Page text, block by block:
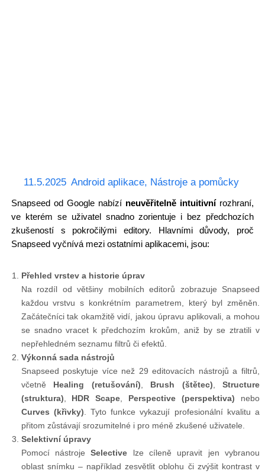
11.5.2025 Android aplikace, Nástroje a pomůcky
Snapseed od Google nabízí neuvěřitelně intuitivnírozhraní,
ve kterém se uživatel snadno zorientuje i bez předchozích
zkušeností s pokročilými editory. Hlavními důvody, proč
Snapseed vyčnívá mezi ostatními aplikacemi, jsou:
Přehled vrstev a historie úprav
Na rozdíl od většiny mobilních editorů zobrazuje Snapseed
každou vrstvu s konkrétním parametrem, který byl změněn.
Začátečníci tak okamžitě vidí, jakou úpravu aplikovali, a mohou
se snadno vracet k předchozím krokům, aniž by se ztratili v
nepřehledném seznamu filtrů či efektů.
Výkonná sada nástrojů
Snapseed poskytuje více než 29 editovacích nástrojů a filtrů,
včetně Healing (retušování) Brush (štětec) ,Structure
(struktura)
HDR Scape Perspective (perspektiva) nebo
Curves (křivky) . Tyto funkce vykazují profesionální kvalitu a
přitom zůstávají srozumitelné i pro méně zkušené uživatele.
Selektivní úpravy
Pomocí nástrojeSelective lze cíleně upravit jen vybranou
oblast snímku – například zesvětlit oblohu či zvýšit kontrast v